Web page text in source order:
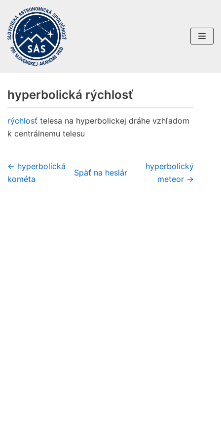
Preskočiť
na
obsah
hyperbolická rýchlosť
rýchlosť telesa na hyperbolickej dráhe vzhľadom
k centrálnemu telesu
← hyperbolická
kométa
Späť na heslár
hyperbolický
meteor →